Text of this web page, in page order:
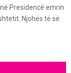
Presidencë emrin
Njohës të së